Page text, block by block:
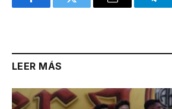
FacebookTwitter Email
LEER MÁS